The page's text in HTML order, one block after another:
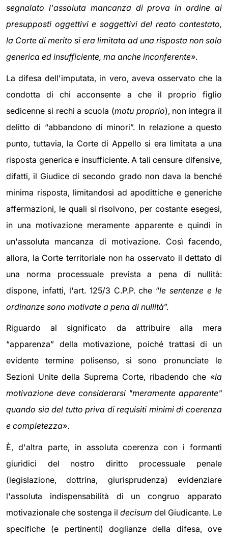
segnalato l'assoluta mancanza di prova in ordine ai
presupposti oggettivi e soggettivi del reato contestato,
la Corte di merito si era limitata ad una risposta non solo
generica ed insufficiente, ma anche inconferente».
La difesa dell'imputata, in vero, aveva osservato che la
condotta di chi acconsente a che il proprio figlio
sedicenne si rechi a scuola (motu proprio), non integra il
delitto di “abbandono di minori”. In relazione a questo
punto, tuttavia, la Corte di Appello si era limitata a una
risposta generica e insufficiente. A tali censure difensive,
difatti, il Giudice di secondo grado non dava la benché
minima risposta, limitandosi ad apodittiche e generiche
affermazioni, le quali si risolvono, per costante esegesi,
in una motivazione meramente apparente e quindi in
un'assoluta mancanza di motivazione. Così facendo,
allora, la Corte territoriale non ha osservato il dettato di
una norma processuale prevista a pena di nullità:
dispone, infatti, l'art. 125/3 C.P.P. che “le sentenze e le
ordinanze sono motivate a pena di nullità”.
Riguardo al significato da attribuire alla mera
“apparenza” della motivazione, poiché trattasi di un
evidente termine polisenso, si sono pronunciate le
Sezioni Unite della Suprema Corte, ribadendo che «la
motivazione deve considerarsi "meramente apparente"
quando sia del tutto priva di requisiti minimi di coerenza
e completezza».
È, d'altra parte, in assoluta coerenza con i formanti
giuridici del nostro diritto processuale penale
(legislazione, dottrina, giurisprudenza) evidenziare
l'assoluta indispensabilità di un congruo apparato
motivazionale che sostenga il decisum del Giudicante. Le
specifiche (e pertinenti) doglianze della difesa, ove